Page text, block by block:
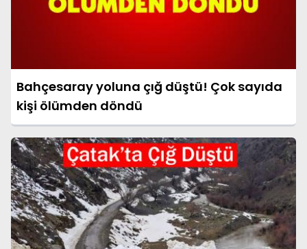
Bahçesaray yoluna çığ düştü! Çok sayıda
kişi ölümden döndü